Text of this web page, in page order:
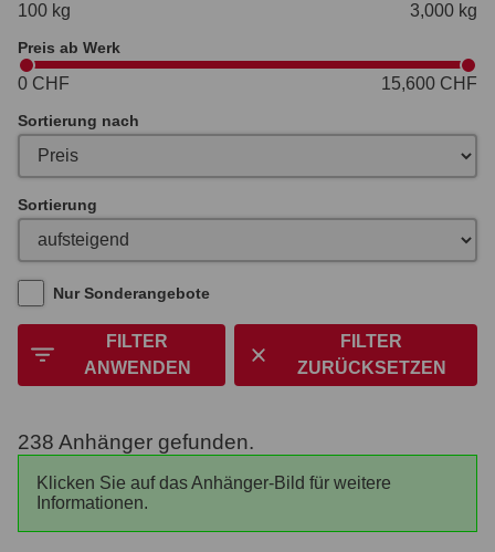
100 kg 3,000 kg
Preis ab Werk
0 CHF 15,600 CHF
Sortierung nach
Sortierung
Nur Sonderangebote
FILTER
ANWENDEN
FILTER
ZURÜCKSETZEN
238 Anhänger gefunden.
Klicken Sie auf das Anhänger-Bild für weitere
Informationen.